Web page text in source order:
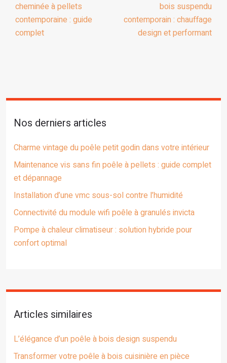
cheminée à pellets
contemporaine : guide
complet
bois suspendu
contemporain : chauffage
design et performant
Nos derniers articles
Charme vintage du poêle petit godin dans votre intérieur
Maintenance vis sans fin poêle à pellets : guide complet
et dépannage
Installation d’une vmc sous-sol contre l’humidité
Connectivité du module wifi poêle à granulés invicta
Pompe à chaleur climatiseur : solution hybride pour
confort optimal
Articles similaires
L’élégance d’un poêle à bois design suspendu
Transformer votre poêle à bois cuisinière en pièce